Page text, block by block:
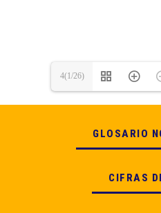
4(1/26)
GLOSARIO
CIFRAS